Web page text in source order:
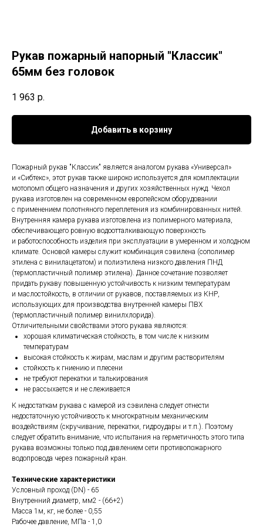
Рукав пожарный напорный "Классик"
65мм без головок
1 963 р.
Добавить в корзину
Пожарный рукав "Классик" является аналогом рукава «Универсал»
и «Сибтекс», этот рукав также широко используется для комплектации
мотопомп общего назначения и других хозяйственных нужд. Чехол
рукава изготовлен на современном европейском оборудовании
с применением полотняного переплетения из комбинированных нитей.
Внутренняя камера рукава изготовлена из полимерного материала,
обеспечивающего ровную водоотталкивающую поверхность
и работоспособность изделия при эксплуатации в умеренном и холодном
климате. Основой камеры служит комбинация сэвилена (сополимер
этилена с винилацетатом) и полиэтилена низкого давления ПНД
(термопластичный полимер этилена). Данное сочетание позволяет
придать рукаву повышенную устойчивость к низким температурам
и маслостойкость, в отличии от рукавов, поставляемых из КНР,
использующих для производства внутренней камеры ПВХ
(термопластичный полимер винилхлорида).
Отличительными свойствами этого рукава являются:
хорошая климатическая стойкость, в том числе к низким
температурам
высокая стойкость к жирам, маслам и другим растворителям
стойкость к гниению и плесени
не требуют перекатки и талькирования
не рассыхается и не слеживается
К недостаткам рукава с камерой из сэвилена следует отнести
недостаточную устойчивость к многократным механическим
воздействиям (скручивание, перекатки, гидроудары и т.п.). Поэтому
следует обратить внимание, что испытания на герметичность этого типа
рукава возможны только под давлением сети противопожарного
водопровода через пожарный кран.
Технические характеристики
Условный проход (DN) - 65
Внутренний диаметр, мм2 - (66+2)
Масса 1м, кг, не более - 0,55
Рабочее давление, МПа - 1,0